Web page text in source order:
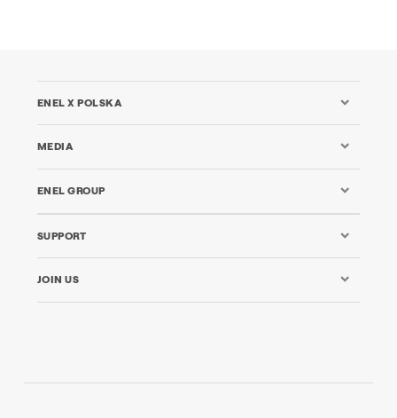
ENEL X POLSKA
MEDIA
ENEL GROUP
SUPPORT
JOIN US